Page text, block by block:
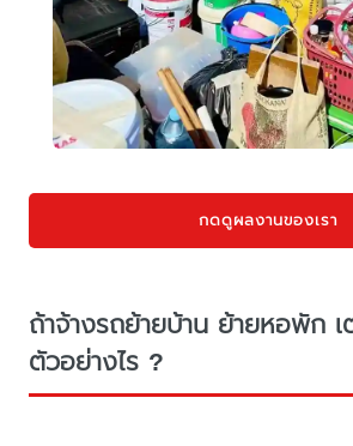
กดดูผลงานของเรา
ถ้าจ้างรถย้ายบ้าน ย้ายหอพัก
ตัวอย่างไร ?